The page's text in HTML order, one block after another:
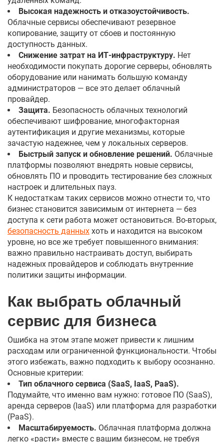
Высокая надежность и отказоустойчивость.
Облачные сервисы обеспечивают резервное
копирование, защиту от сбоев и постоянную
доступность данных.
Снижение затрат на ИТ-инфраструктуру. Нет
необходимости покупать дорогие серверы, обновлять
оборудование или нанимать большую команду
администраторов — все это делает облачный
провайдер.
Защита. Безопасность облачных технологий
обеспечивают шифрование, многофакторная
аутентификация и другие механизмы, которые
зачастую надежнее, чем у локальных серверов.
Быстрый запуск и обновление решений. Облачные
платформы позволяют внедрять новые сервисы,
обновлять ПО и проводить тестирование без сложных
настроек и длительных пауз.
К недостаткам таких сервисов можно отнести то, что
бизнес становится зависимым от интернета — без
доступа к сети работа может остановиться. Во-вторых,
безопасность данных хоть и находится на высоком
уровне, но все же требует повышенного внимания:
важно правильно настраивать доступ, выбирать
надежных провайдеров и соблюдать внутренние
политики защиты информации.
Как выбрать облачный
сервис для бизнеса
Ошибка на этом этапе может привести к лишним
расходам или ограниченной функциональности. Чтобы
этого избежать, важно подходить к выбору осознанно.
Основные критерии:
Тип облачного сервиса (SaaS, IaaS, PaaS).
Подумайте, что именно вам нужно: готовое ПО (SaaS),
аренда серверов (IaaS) или платформа для разработки
(PaaS).
Масштабируемость. Облачная платформа должна
легко «расти» вместе с вашим бизнесом, не требуя